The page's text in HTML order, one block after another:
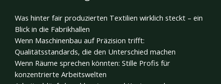
Was hinter fair produzierten Textilien wirklich steckt – ein
Blick in die Fabrikhallen
Wenn Maschinenbau auf Präzision trifft:
Qualitätsstandards, die den Unterschied machen
Wenn Räume sprechen könnten: Stille Profis für
konzentrierte Arbeitswelten